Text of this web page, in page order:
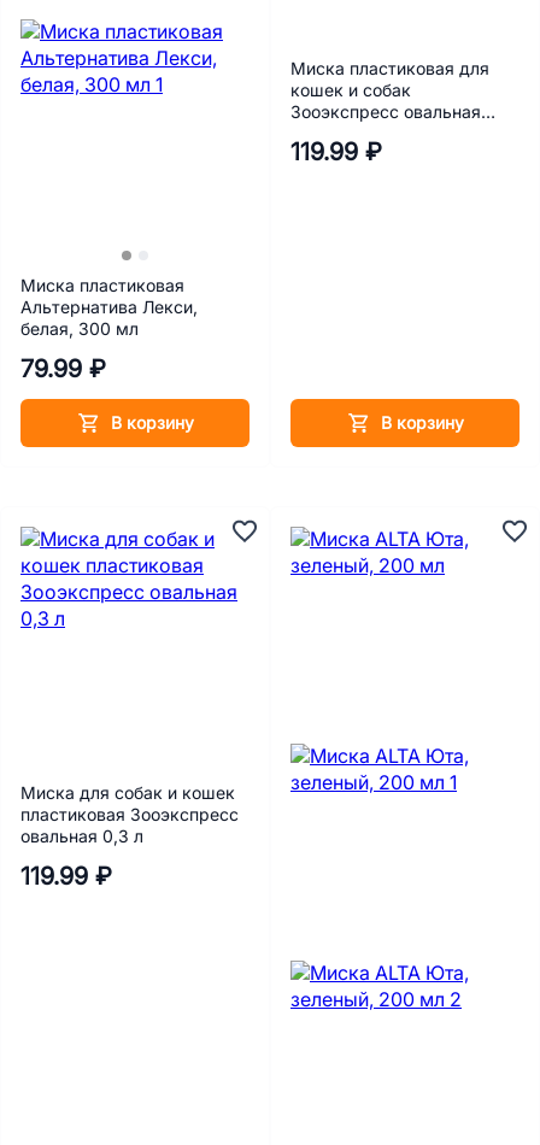
Миска пластиковая
Альтернатива Лекси,
белая, 300 мл
79.99 ₽
В корзину
Миска пластиковая для
кошек и собак
Зооэкспресс овальная
119.99 ₽
В корзину
Миска для собак и кошек
пластиковая Зооэкспресс
овальная 0,3 л
119.99 ₽